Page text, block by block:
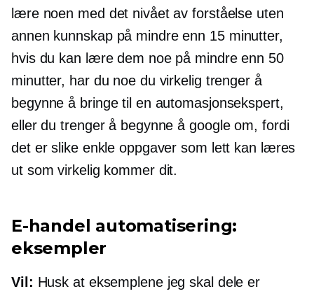
lære noen med det nivået av forståelse uten
annen kunnskap på mindre enn 15 minutter,
hvis du kan lære dem noe på mindre enn 50
minutter, har du noe du virkelig trenger å
begynne å bringe til en automasjonsekspert,
eller du trenger å begynne å google om, fordi
det er slike enkle oppgaver som lett kan læres
ut som virkelig kommer dit.
E-handel automatisering:
eksempler
Vil: Husk at eksemplene jeg skal dele er